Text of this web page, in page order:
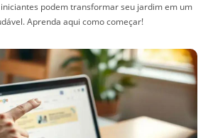
podem transformar seu jardim em um
Aprenda aqui como começar!